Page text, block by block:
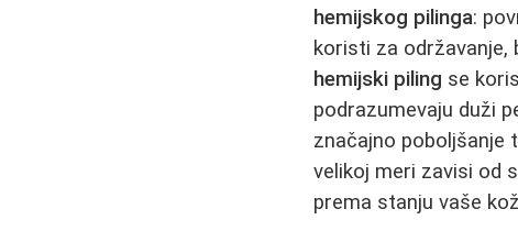
hemijskog pilinga:
koristi za održavanje,
hemijski piling se
podrazumevaju duži
značajno poboljšanje
velikoj meri zavisi od
prema stanju vaše